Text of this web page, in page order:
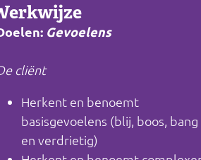
Gevoelens
cliënt
Herkent en benoemt
basisgevoelens (blij, boos, bang
en verdrietig)